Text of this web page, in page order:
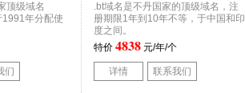
顶级域名
1991年分配使
们
.bt域名是不丹国家的顶级域名，注
册期限1年到10年不等，于中国和印
度之间。
特价 4838 元/年/个
详情 联系我们